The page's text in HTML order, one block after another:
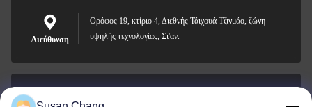
Διεύθυνση
Ορόφος 19, κτίριο 4, Διεθνής Τάιχουά Τζινμάο, ζώνη
υψηλής τεχνολογίας, Σι'αν.